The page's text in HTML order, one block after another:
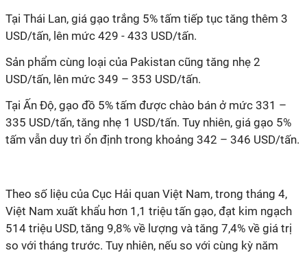
Tại Thái Lan, giá gạo trắng 5% tấm tiếp tục tăng thêm 3
USD/tấn, lên mức 429 - 433 USD/tấn.
Sản phẩm cùng loại của Pakistan cũng tăng nhẹ 2
USD/tấn, lên mức 349 – 353 USD/tấn.
Tại Ấn Độ, gạo đồ 5% tấm được chào bán ở mức 331 –
335 USD/tấn, tăng nhẹ 1 USD/tấn. Tuy nhiên, giá gạo 5%
tấm vẫn duy trì ổn định trong khoảng 342 – 346 USD/tấn.
Theo số liệu của Cục Hải quan Việt Nam, trong tháng 4,
Việt Nam xuất khẩu hơn 1,1 triệu tấn gạo, đạt kim ngạch
514 triệu USD, tăng 9,8% về lượng và tăng 7,4% về giá trị
so với tháng trước. Tuy nhiên, nếu so với cùng kỳ năm